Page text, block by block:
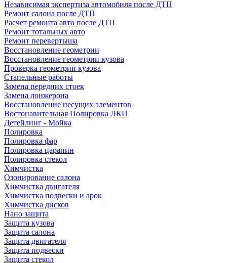
Независимая экспертиза автомобиля после ДТП
Ремонт салона после ДТП
Расчет ремонта авто после ДТП
Ремонт тотальных авто
Ремонт перевертыша
Восстановление геометрии
Восстановление геометрии кузова
Проверка геометрии кузова
Стапельные работы
Замена передних стоек
Замена лонжерона
Восстановление несущих элементов
Востонавительная Полировка ЛКП
Детейлинг - Мойка
Полировка
Полировка фар
Полировка царапин
Полировка стекол
Химчистка
Озонирование салона
Химчистка двигателя
Химчистка подвески и арок
Химчистка дисков
Нано защита
Защита кузова
Защита салона
Защита двигателя
Защита подвески
Защита стекол